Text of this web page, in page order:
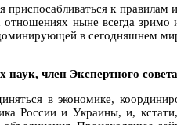
к правилам
ныне всегда
в сегодняшнем
член Экспертного
в экономике,
России и Украины, и,